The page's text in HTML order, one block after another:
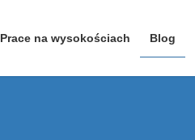
Prace na wysokościach Blog